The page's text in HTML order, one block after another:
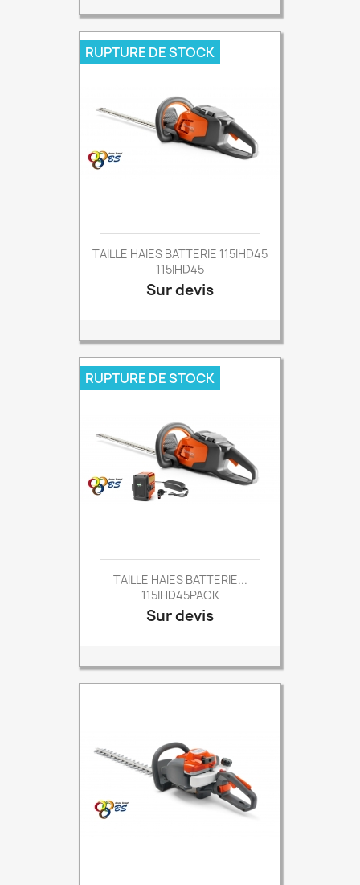
TAILLE HAIES BATTERIE 115IHD45
115IHD45
Prix
Sur devis
RUPTURE DE STOCK
TAILLE HAIES BATTERIE...
115IHD45PACK
Prix
Sur devis
RUPTURE DE STOCK